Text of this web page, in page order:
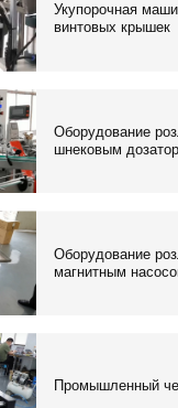
Укупорочная
винтовых крышек
Оборудование
шнековым
Оборудование
магнитным
Промышленный